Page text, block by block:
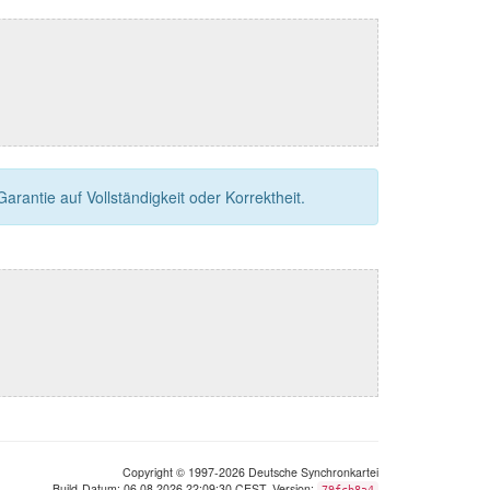
auf Vollständigkeit oder Korrektheit.
Copyright © 1997-2026 Deutsche Synchronkartei